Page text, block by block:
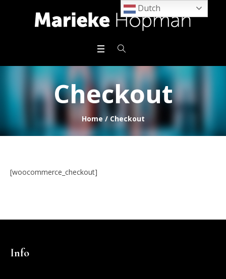
Checkout
Home /Checkout
[woocommerce_checkout]
Info
Dutch